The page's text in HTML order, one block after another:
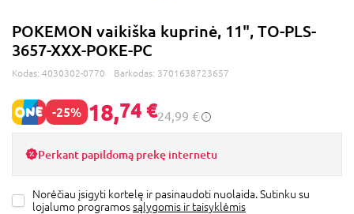
POKEMON vaikiška kuprinė, 11", TO-PLS-
3657-XXX-POKE-PC
Kodas: 4030302-0770 Barkodas: 3701638723657
-25% 18,74 €24,99 €
Perkant papildomą prekę internetu
Norėčiau įsigyti kortelę ir pasinaudoti nuolaida. Sutinku su
lojalumo programossąlygomis ir taisyklėmis